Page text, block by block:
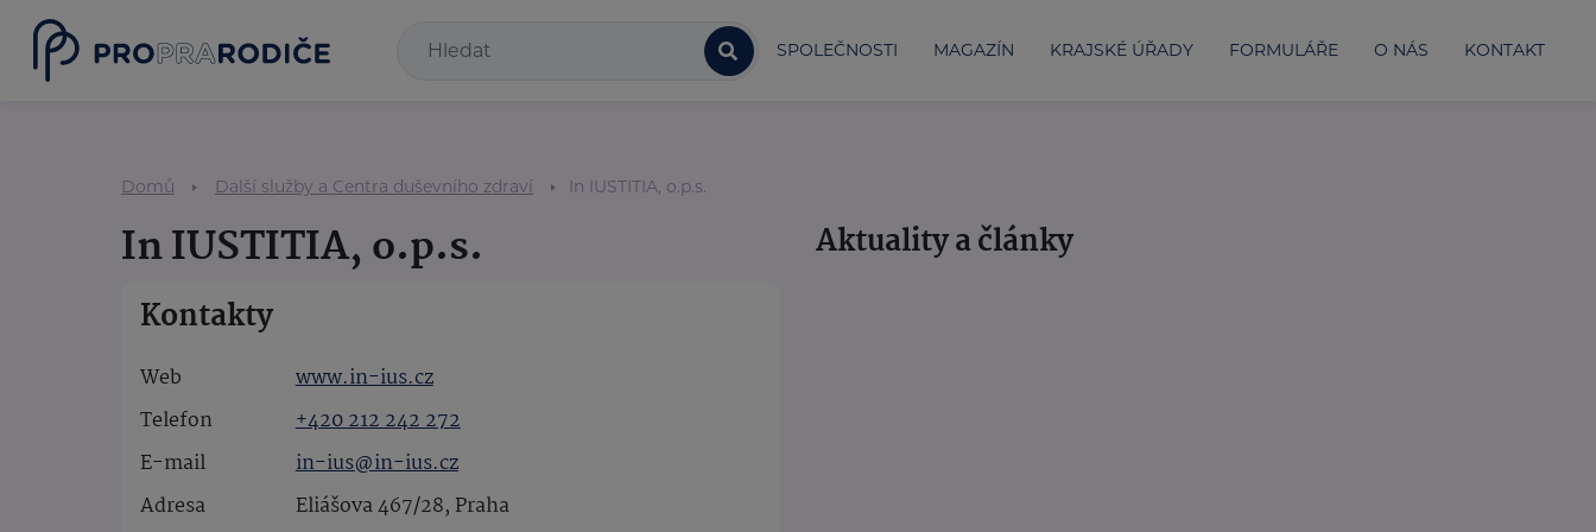
SPOLEČNOSTI MAGAZÍN KRAJSKÉ ÚŘADY FORMULÁŘE O NÁS KONTAKT
Domů Další služby a Centra duševního zdraví In IUSTITIA, o.p.s.
In IUSTITIA, o.p.s.
Kontakty
Web
www.in-ius.cz
Telefon
+420 212 242 272
E-mail
in-ius@in-ius.cz
Adresa
Eliášova 467/28, Praha
Aktuality a články